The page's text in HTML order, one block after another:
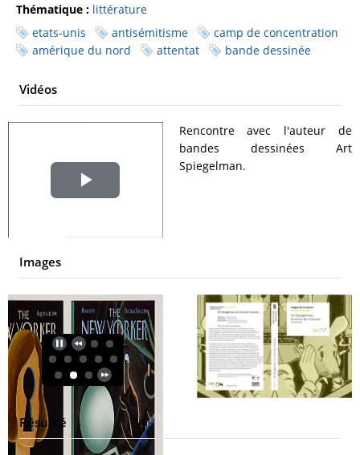
Thématique : littérature
etats-unis
antisémitisme
camp de concentration
amérique du nord
attentat bande dessinée
Vidéos
Play
Rencontre avec l'auteur de
bandes dessinées Art
Spiegelman.
Images
Résumé